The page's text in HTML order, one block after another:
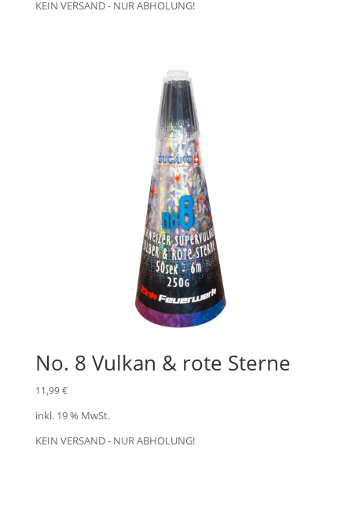
KEIN VERSAND - NUR ABHOLUNG!
No. 8 Vulkan & rote Sterne
11,99€
inkl. 19 % MwSt.
KEIN VERSAND - NUR ABHOLUNG!